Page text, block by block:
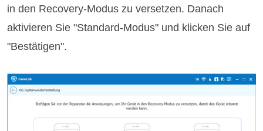
in den Recovery-Modus zu versetzen. Danach
aktivieren Sie "Standard-Modus" und klicken Sie auf
"Bestätigen".